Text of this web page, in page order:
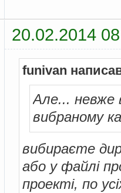
20.02.2014
funivan
Але...
вибраному
вибираєте
або у файлі
проекті, по